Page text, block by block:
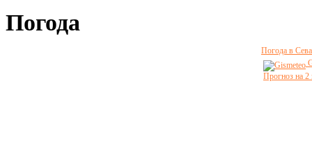
Погода
Погода в
Прогноз на 2